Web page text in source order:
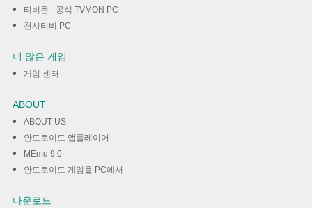
티비몬 - 공식 TVMON PC
천사티비 PC
더 많은 게임
게임 센터
ABOUT
ABOUT US
안드로이드 앱플레이어
MEmu 9.0
안드로이드 게임을 PC에서
다운로드